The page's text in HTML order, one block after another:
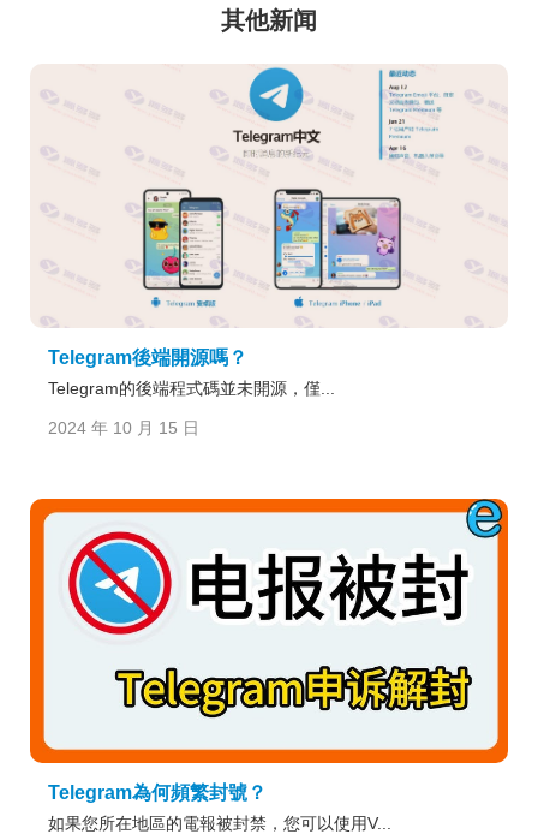
其他新闻
Telegram後端開源嗎？
Telegram的後端程式碼並未開源，僅...
2024 年 10 月 15 日
Telegram為何頻繁封號？
如果您所在地區的電報被封禁，您可以使用V...